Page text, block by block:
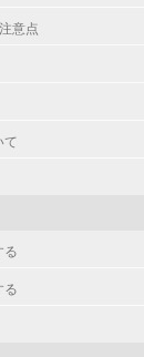
意点
て
る
る